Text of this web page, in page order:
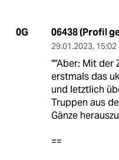
0G 06438 (Profil
29.01.2023, 15:02
""Aber: Mit der
erstmals das
und letztlich
Truppen aus
Gänze
==